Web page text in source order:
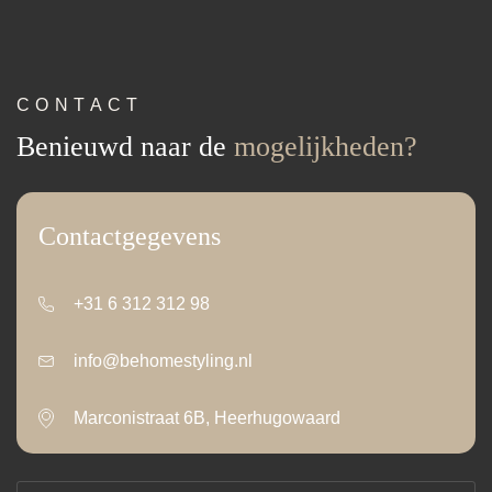
CONTACT
Benieuwd naar de mogelijkheden?
Contactgegevens
+31 6 312 312 98
info@behomestyling.nl
Marconistraat 6B, Heerhugowaard